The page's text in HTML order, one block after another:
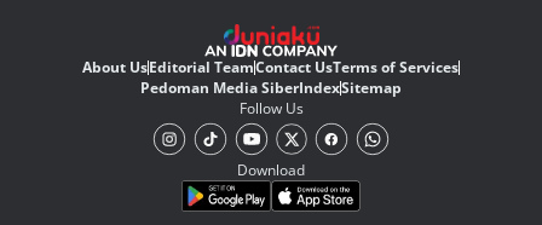
About UsEditorial TeamContact UsTerms of Services
Pedoman Media SiberIndexSitemap
Follow Us
Download